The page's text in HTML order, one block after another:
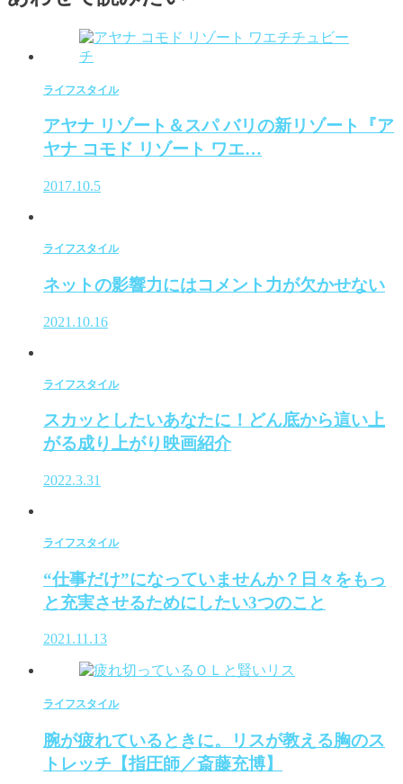
ライフスタイル
アヤナ リゾート＆スパ バリの新リゾート『ア
ヤナ コモド リゾート ワエ…
2017.10.5
ライフスタイル
ネットの影響力にはコメント力が欠かせない
2021.10.16
ライフスタイル
スカッとしたいあなたに！どん底から這い上
がる成り上がり映画紹介
2022.3.31
ライフスタイル
“仕事だけ”になっていませんか？日々をもっ
と充実させるためにしたい3つのこと
2021.11.13
ライフスタイル
腕が疲れているときに。リスが教える胸のス
トレッチ【指圧師／斎藤充博】